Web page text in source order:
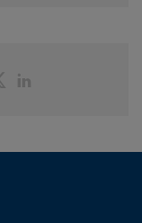
Partager